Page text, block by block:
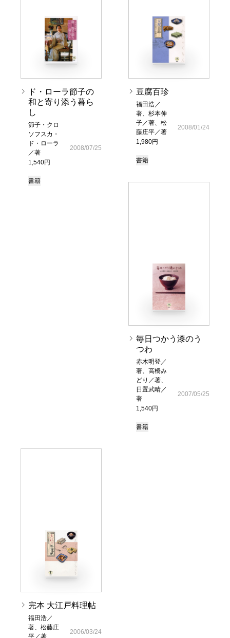
ド・ローラ節子の
和と寄り添う暮ら
し
節子・クロ
ソフスカ・
ド・ローラ
／著
1,540円
2008/07/25
書籍
豆腐百珍
福田浩／
著、杉本伸
子／著、松
藤庄平／著
1,980円
2008/01/24
書籍
毎日つかう漆のう
つわ
赤木明登／
著、高橋み
どり／著、
日置武晴／
著
1,540円
2007/05/25
書籍
完本 大江戸料理帖
福田浩／
著、松藤庄
平／著
2006/03/24